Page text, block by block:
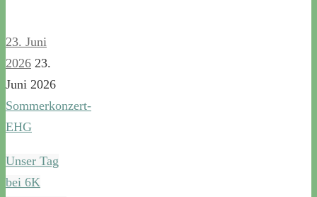
23. Juni
2026 23.
Juni 2026
Sommerkonzert-
EHG
Unser Tag
bei 6K